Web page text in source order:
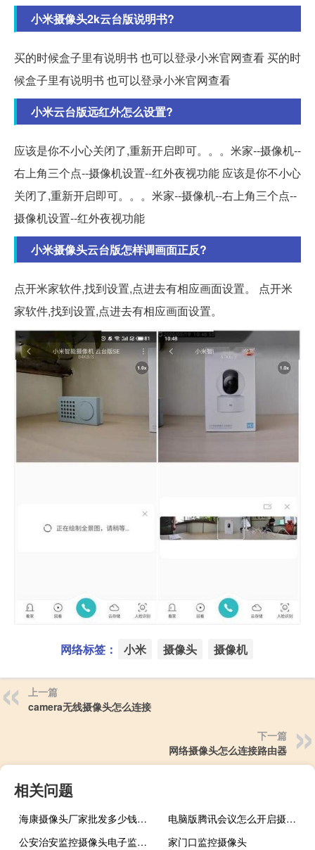
小米摄像头2k云台版说明书?
买的时候盒子里有说明书 也可以登录小米官网查看 买的时
候盒子里有说明书 也可以登录小米官网查看
小米云台版远红外怎么设置?
应该是你不小心关闭了,重新开启即可。。。米家--摄像机--
右上角三个点--摄像机设置--红外夜视功能 应该是你不小心
关闭了,重新开启即可。。。米家--摄像机--右上角三个点--
摄像机设置--红外夜视功能
小米摄像头云台版怎样调画面正反?
点开米家软件,找到设置,点进去有相应画面设置。 点开米
家软件,找到设置,点进去有相应画面设置。
网络标签： 小米 摄像头 摄像机
上一篇
camera无线摄像头怎么连接
下一篇
网络摄像头怎么连接路由器
相关问题
海康摄像头厂家批发多少钱一个
电脑版腾讯会议怎么开启摄像头
公安治安监控摄像头电子监控区
家门口监控摄像头